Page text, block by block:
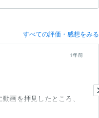
すべての評価・感想をみる
1年前
画を拝見したところ、